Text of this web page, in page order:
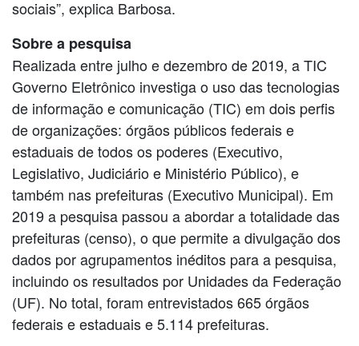
sociais”, explica Barbosa.
Sobre a pesquisa
Realizada entre julho e dezembro de 2019, a TIC
Governo Eletrônico investiga o uso das tecnologias
de informação e comunicação (TIC) em dois perfis
de organizações: órgãos públicos federais e
estaduais de todos os poderes (Executivo,
Legislativo, Judiciário e Ministério Público), e
também nas prefeituras (Executivo Municipal). Em
2019 a pesquisa passou a abordar a totalidade das
prefeituras (censo), o que permite a divulgação dos
dados por agrupamentos inéditos para a pesquisa,
incluindo os resultados por Unidades da Federação
(UF). No total, foram entrevistados 665 órgãos
federais e estaduais e 5.114 prefeituras.